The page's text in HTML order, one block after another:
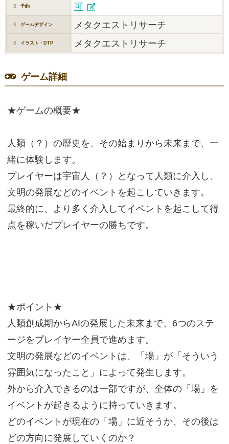
予約 可
ゲームデザイン メタクエストリサーチ
イラスト・DTP メタクエストリサーチ
ゲーム詳細
★ゲームの概要★
人類（？）の歴史を、その始まりから未来まで、一
緒に体験します。
プレイヤーは宇宙人（？）となって人類に介入し、
文明の発展などのイベントを起こしていきます。
最終的に、より多く介入してイベントを起こして得
点を稼いだプレイヤーの勝ちです。
★ポイント★
人類創成期からAIの発展した未来まで、6つのステ
ージをプレイヤー全員で進めます。
文明の発展などのイベントは、「場」が「そういう
雰囲気になったこと」によって発生します。
外から介入できるのは一部ですが、全体の「場」を
イベントが起きるように持っていきます。
どのイベントが現在の「場」に近そうか、その後は
どの方向に発展していくのか？